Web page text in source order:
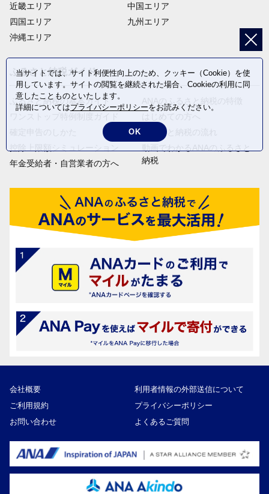
近畿エリア
四国エリア
沖縄エリア
中国エリア
九州エリア
ふるさと納税ガイド
ふるさと納税の基本ガイド
年金受給者・自営業者の方へ
ふるさと納税の流れ
納税
会社概要
利用者情報の外部送信について
ご利用規約
プライバシーポリシー
お問い合わせ
よくあるご質問
当サイトでは、サイト利便性向上のため、クッキー（Cookie）を使
用しています。サイトの閲覧を継続された場合、Cookieの利用に同
意したことものといたします。
詳細についてはプライバシーポリシーをお読みください。
OK